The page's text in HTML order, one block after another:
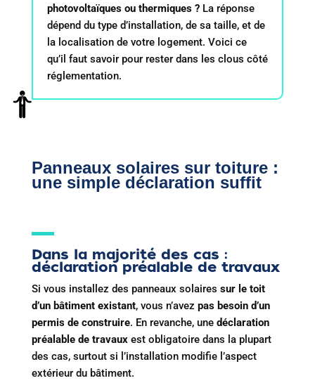
photovoltaïques ou thermiques ?La réponse
dépend du type d’installation, de sa taille, et de
la localisation de votre logement. Voici ce
qu’il faut savoir pour rester dans les clous côté
réglementation.
Panneaux solaires sur toiture :
une simple déclaration suffit
Dans la majorité des cas :
déclaration préalable de travaux
Si vous installez des panneaux solaires sur le toit
d’un bâtiment existant, vous n’avez pas besoin d’un
permis de construire. En revanche, une déclaration
préalable de travauxest obligatoire dans la plupart
des cas, surtout si l’installation modifie l’aspect
extérieur du bâtiment.